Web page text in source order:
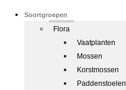
Soortgroepen
Flora
Vaatplanten
Mossen
Korstmossen
Paddenstoelen